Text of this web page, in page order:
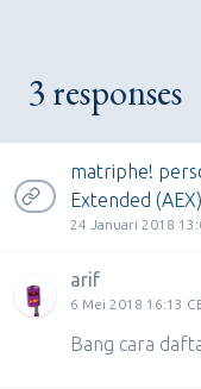
3 responses
matriphe!
Extended
24 Januari 2018
arif
6 Mei 2018 16:13
Bang cara